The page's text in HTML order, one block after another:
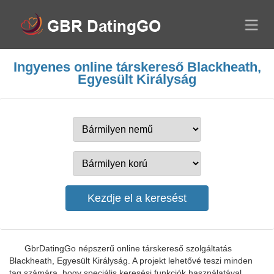
Ingyenes online társkereső Blackheath,
Egyesült Királyság
GbrDatingGo népszerű online társkereső szolgáltatás
Blackheath, Egyesült Királyság. A projekt lehetővé teszi minden